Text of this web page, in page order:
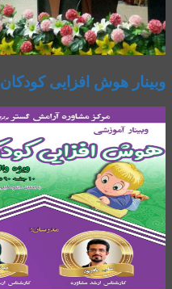
وبینار هوش افزایی کودکان